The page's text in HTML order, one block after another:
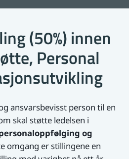
(50%) innen
Personal
ansvarsbevisst person til en
skal støtte ledelsen i
og
omgang er stillingene en